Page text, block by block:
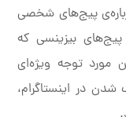
پیج‌های شخصی
پیج‌های بیزینسی که
مورد توجه ویژه‌ای
شدن در اینستاگرام،